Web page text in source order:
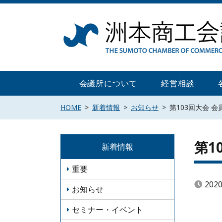
Skip
会議所について 経営相談
HOME 新着情報 お知らせ 第103回大会 会
第
新着情報
重要
お知らせ
セミナー・イベント